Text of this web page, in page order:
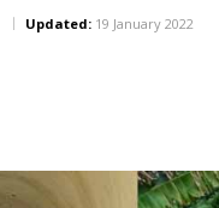
Updated: 19 January 2022